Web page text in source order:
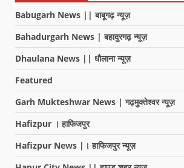
Babugarh News || बाबूगढ़ न्यूज़
Bahadurgarh News | बहादुरगढ़ न्यूज़
Dhaulana News || धौलाना न्यूज़
Featured
Garh Mukteshwar News | गढ़मुक्तेश्वर न्यूज़
Hafizpur । हाफिजपुर
Hafizpur News |। हाफिजपुर न्यूज़